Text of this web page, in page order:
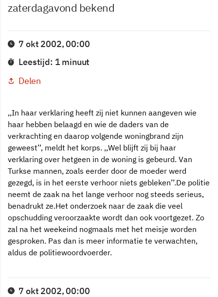
zaterdagavond bekend
7 okt 2002, 00:00
Leestijd: 1 minuut
Delen
,,In haar verklaring heeft zij niet kunnen aangeven wie
haar hebben belaagd en wie de daders van de
verkrachting en daarop volgende woningbrand zijn
geweest’’, meldt het korps. ,,Wel blijft zij bij haar
verklaring over hetgeen in de woning is gebeurd. Van
Turkse mannen, zoals eerder door de moeder werd
gezegd, is in het eerste verhoor niets gebleken’’.De politie
neemt de zaak na het lange verhoor nog steeds serieus,
benadrukt ze.Het onderzoek naar de zaak die veel
opschudding veroorzaakte wordt dan ook voortgezet. Zo
zal na het weekeind nogmaals met het meisje worden
gesproken. Pas dan is meer informatie te verwachten,
aldus de politiewoordvoerder.
7 okt 2002, 00:00